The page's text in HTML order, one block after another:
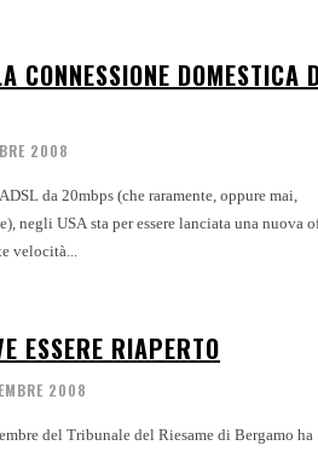
CONNESSIONE DOMESTICA
2008
da 20mbps (che raramente, oppure mai,
negli USA sta per essere lanciata una nuova
velocità...
ESSERE RIAPERTO
2008
del Tribunale del Riesame di Bergamo ha